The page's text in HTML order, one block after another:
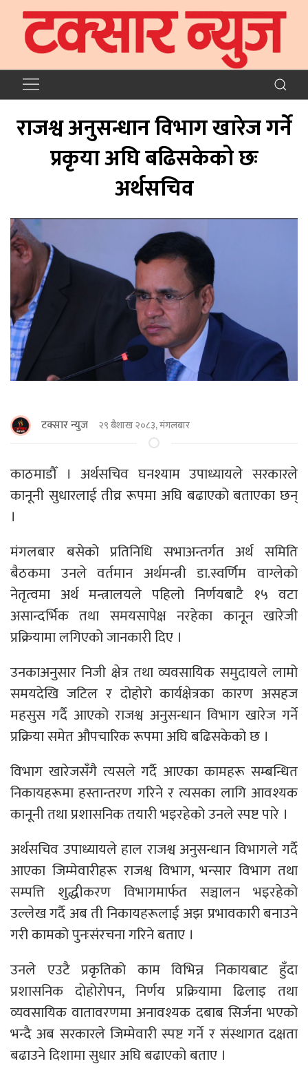
राजश्व अनुसन्धान विभाग खारेज गर्ने
प्रकृया अघि बढिसकेको छः
अर्थसचिव
टक्सार न्युज २९ बैशाख २०८३, मंगलबार
काठमाडाैँ । अर्थसचिव घनश्याम उपाध्यायले सरकारले
कानूनी सुधारलाई तीव्र रूपमा अघि बढाएको बताएका छन्
।
मंगलबार बसेको प्रतिनिधि सभाअन्तर्गत अर्थ समिति
बैठकमा उनले वर्तमान अर्थमन्त्री डा.स्वर्णिम वाग्लेको
नेतृत्वमा अर्थ मन्त्रालयले पहिलो निर्णयबाटै १५ वटा
असान्दर्भिक तथा समयसापेक्ष नरहेका कानून खारेजी
प्रक्रियामा लगिएको जानकारी दिए ।
उनकाअनुसार निजी क्षेत्र तथा व्यवसायिक समुदायले लामो
समयदेखि जटिल र दोहोरो कार्यक्षेत्रका कारण असहज
महसुस गर्दै आएको राजश्व अनुसन्धान विभाग खारेज गर्ने
प्रक्रिया समेत औपचारिक रूपमा अघि बढिसकेको छ ।
विभाग खारेजसँगै त्यसले गर्दै आएका कामहरू सम्बन्धित
निकायहरूमा हस्तान्तरण गरिने र त्यसका लागि आवश्यक
कानूनी तथा प्रशासनिक तयारी भइरहेको उनले स्पष्ट पारे ।
अर्थसचिव उपाध्यायले हाल राजश्व अनुसन्धान विभागले गर्दै
आएका जिम्मेवारीहरू राजश्व विभाग, भन्सार विभाग तथा
सम्पत्ति शुद्धीकरण विभागमार्फत सञ्चालन भइरहेको
उल्लेख गर्दै अब ती निकायहरूलाई अझ प्रभावकारी बनाउने
गरी कामको पुनःसंरचना गरिने बताए ।
उनले एउटै प्रकृतिको काम विभिन्न निकायबाट हुँदा
प्रशासनिक दोहोरोपन, निर्णय प्रक्रियामा ढिलाइ तथा
व्यवसायिक वातावरणमा अनावश्यक दबाब सिर्जना भएको
भन्दै अब सरकारले जिम्मेवारी स्पष्ट गर्ने र संस्थागत दक्षता
बढाउने दिशामा सुधार अघि बढाएको बताए ।